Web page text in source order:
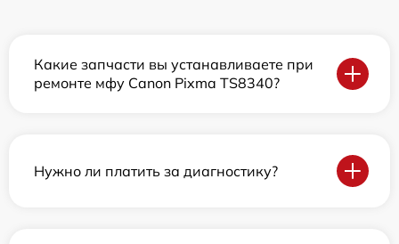
Какие запчасти вы устанавливаете при
ремонте мфу Canon Pixma TS8340?
Нужно ли платить за диагностику?